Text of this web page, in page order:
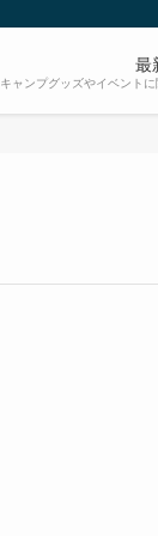
最
キャンプグッズやイベント